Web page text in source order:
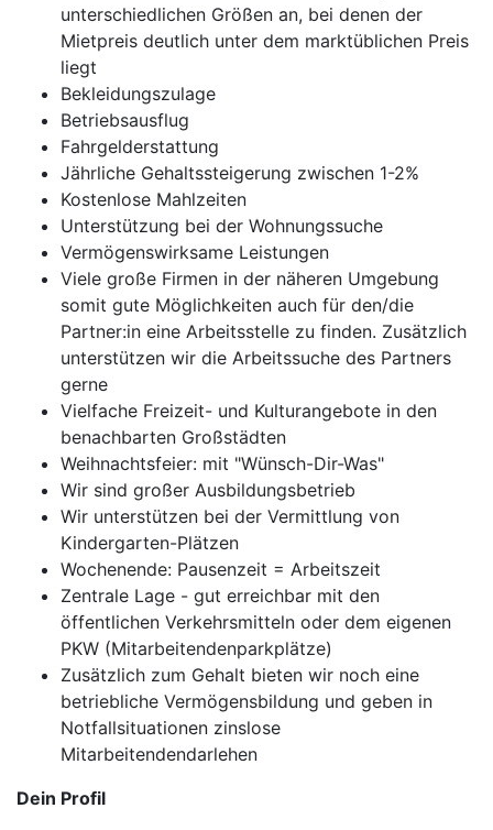
unterschiedlichen Größen an, bei denen der
Mietpreis deutlich unter dem marktüblichen Preis
liegt
Bekleidungszulage
Betriebsausflug
Fahrgelderstattung
Jährliche Gehaltssteigerung zwischen 1-2%
Kostenlose Mahlzeiten
Unterstützung bei der Wohnungssuche
Vermögenswirksame Leistungen
Viele große Firmen in der näheren Umgebung
somit gute Möglichkeiten auch für den/die
Partner:in eine Arbeitsstelle zu finden. Zusätzlich
unterstützen wir die Arbeitssuche des Partners
gerne
Vielfache Freizeit- und Kulturangebote in den
benachbarten Großstädten
Weihnachtsfeier: mit "Wünsch-Dir-Was"
Wir sind großer Ausbildungsbetrieb
Wir unterstützen bei der Vermittlung von
Kindergarten-Plätzen
Wochenende: Pausenzeit = Arbeitszeit
Zentrale Lage - gut erreichbar mit den
öffentlichen Verkehrsmitteln oder dem eigenen
PKW (Mitarbeitendenparkplätze)
Zusätzlich zum Gehalt bieten wir noch eine
betriebliche Vermögensbildung und geben in
Notfallsituationen zinslose
Mitarbeitendendarlehen
Dein Profil